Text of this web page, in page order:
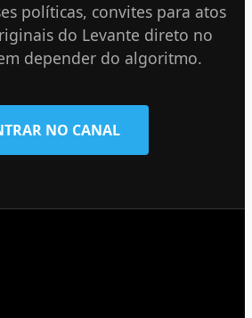
políticas, convites para atos
do Levante direto no
depender do algoritmo.
NO CANAL